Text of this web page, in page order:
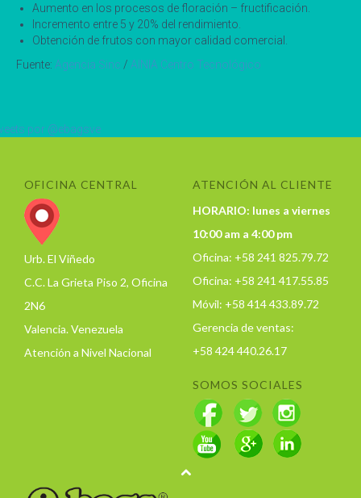
Aumento en los procesos de floración – fructificación.
Incremento entre 5 y 20% del rendimiento.
Obtención de frutos con mayor calidad comercial.
Fuente: Agencia Sinc / AINIA Centro Tecnológico
por @ebagsve
OFICINA CENTRAL
Urb. El Viñedo
C.C. La Grieta Piso 2, Oficina
2N6
Valencia. Venezuela
Atención a Nivel Nacional
ATENCIÓN AL CLIENTE
HORARIO: lunes a viernes
10:00 am a 4:00 pm
Oficina: +58 241 825.79.72
Oficina: +58 241 417.55.85
Móvil: +58 414 433.89.72
Gerencia de ventas:
+58 424 440.26.17
SOMOS SOCIALES